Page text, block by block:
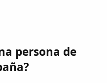
persona de